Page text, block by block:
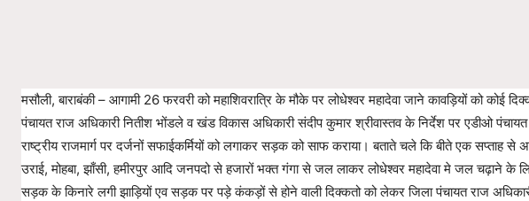
मसौली, बाराबंकी – आगामी 26 फरवरी को महाशिवरात्रि के मौके पर लोधेश्वर महादेवा जाने कावड़ियों को कोई
पंचायत राज अधिकारी नितीश भोंडले व खंड विकास अधिकारी संदीप कुमार श्रीवास्तव के निर्देश पर एडीओ पंचायत
राष्ट्रीय राजमार्ग पर दर्जनों सफाईकर्मियों को लगाकर सड़क को साफ कराया। बताते चले कि बीते एक सप्ताह
उराई, मोहबा, झाँसी, हमीरपुर आदि जनपदो से हजारों भक्त गंगा से जल लाकर लोधेश्वर महादेवा मे जल चढ़ाने के
सड़क के किनारे लगी झाड़ियों एव सड़क पर पड़े कंकड़ों से होने वाली दिक्कतो को लेकर जिला पंचायत राज